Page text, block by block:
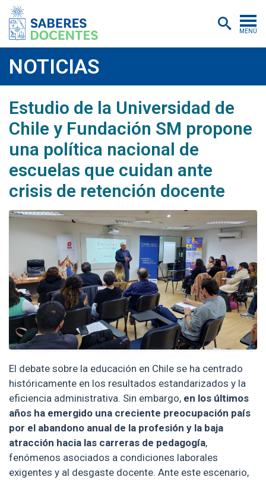
MENÚ
Postítulos y diplomados
Asistencias educativas
Investigación
Publicaciones
Quiénes somos
Inscripciones
Certificados digitales
Aulas virtuales
NOTICIAS
Estudio de la Universidad de
Chile y Fundación SM propone
una política nacional de
escuelas que cuidan ante
crisis de retención docente
El debate sobre la educación en Chile se ha centrado
históricamente en los resultados estandarizados y la
eficiencia administrativa. Sin embargo, en los últimos
años ha emergido una creciente preocupación país
por el abandono anual de la profesión y la baja
atracción hacia las carreras de pedagogía,
fenómenos asociados a condiciones laborales
exigentes y al desgaste docente. Ante este escenario,